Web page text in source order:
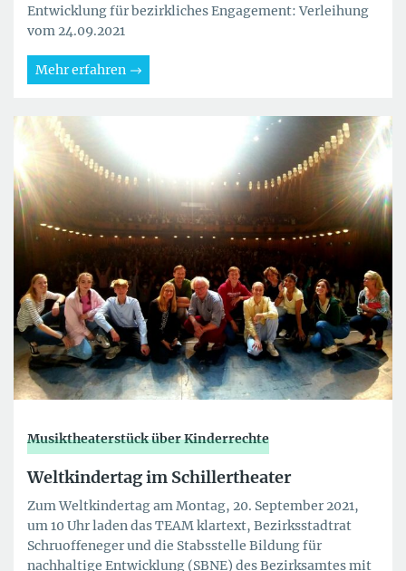
Entwicklung für bezirkliches Engagement: Verleihung
vom 24.09.2021
Mehr erfahren
Musiktheaterstück über Kinderrechte
Weltkindertag im Schillertheater
Zum Weltkindertag am Montag, 20. September 2021,
um 10 Uhr laden das TEAM klartext, Bezirksstadtrat
Schruoffeneger und die Stabsstelle Bildung für
nachhaltige Entwicklung (SBNE) des Bezirksamtes mit